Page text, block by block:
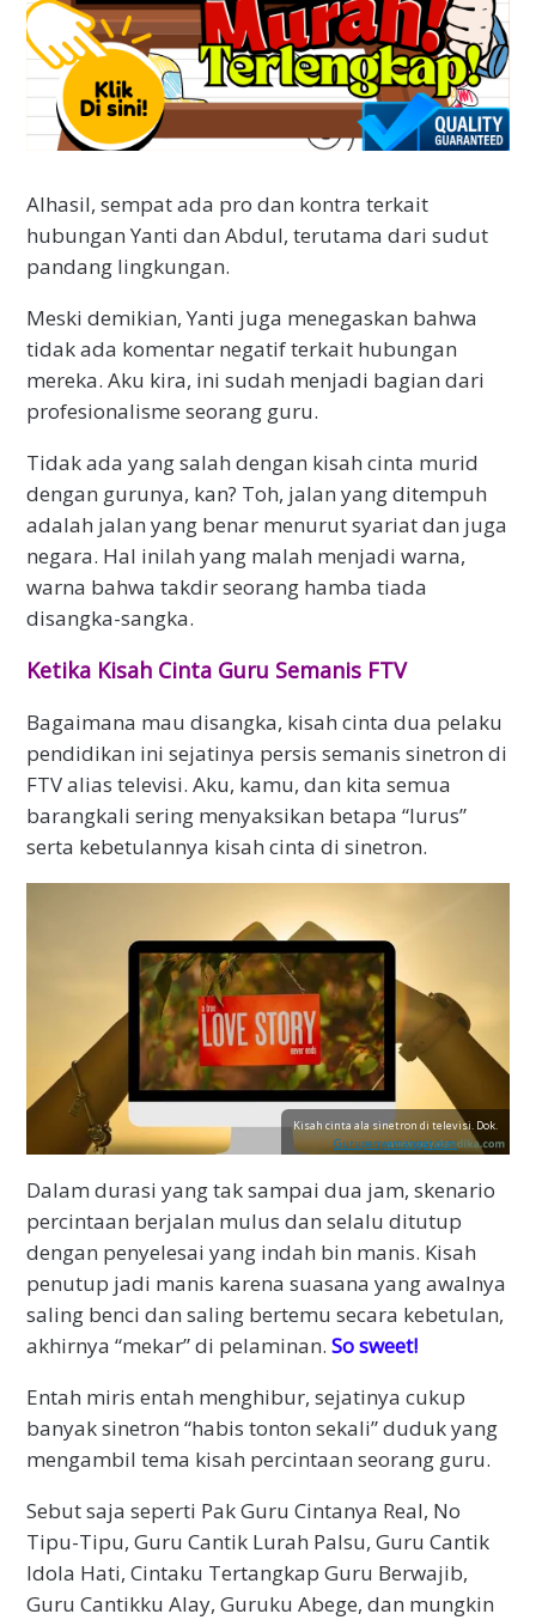
Alhasil, sempat ada pro dan kontra terkait
hubungan Yanti dan Abdul, terutama dari sudut
pandang lingkungan.
Meski demikian, Yanti juga menegaskan bahwa
tidak ada komentar negatif terkait hubungan
mereka. Aku kira, ini sudah menjadi bagian dari
profesionalisme seorang guru.
Tidak ada yang salah dengan kisah cinta murid
dengan gurunya, kan? Toh, jalan yang ditempuh
adalah jalan yang benar menurut syariat dan juga
negara. Hal inilah yang malah menjadi warna,
warna bahwa takdir seorang hamba tiada
disangka-sangka.
Ketika Kisah Cinta Guru Semanis FTV
Bagaimana mau disangka, kisah cinta dua pelaku
pendidikan ini sejatinya persis semanis sinetron di
FTV alias televisi. Aku, kamu, dan kita semua
barangkali sering menyaksikan betapa “lurus”
serta kebetulannya kisah cinta di sinetron.
Kisah cinta ala sinetron di televisi. Dok.
Gurupenyemangat.com
Dalam durasi yang tak sampai dua jam, skenario
percintaan berjalan mulus dan selalu ditutup
dengan penyelesai yang indah bin manis. Kisah
penutup jadi manis karena suasana yang awalnya
saling benci dan saling bertemu secara kebetulan,
akhirnya “mekar” di pelaminan. So sweet!
Entah miris entah menghibur, sejatinya cukup
banyak sinetron “habis tonton sekali” duduk yang
mengambil tema kisah percintaan seorang guru.
Sebut saja seperti Pak Guru Cintanya Real, No
Tipu-Tipu, Guru Cantik Lurah Palsu, Guru Cantik
Idola Hati, Cintaku Tertangkap Guru Berwajib,
Guru Cantikku Alay, Guruku Abege, dan mungkin